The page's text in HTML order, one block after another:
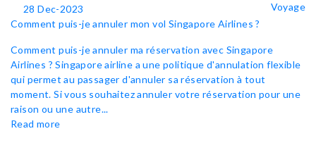
28 Dec-2023
Voyage
Comment puis-je annuler mon vol Singapore Airlines ?
Comment puis-je annuler ma réservation avec Singapore
Airlines ? Singapore airline a une politique d'annulation flexible
qui permet au passager d'annuler sa réservation à tout
moment. Si vous souhaitez annuler votre réservation pour une
raison ou une autre...
Read more